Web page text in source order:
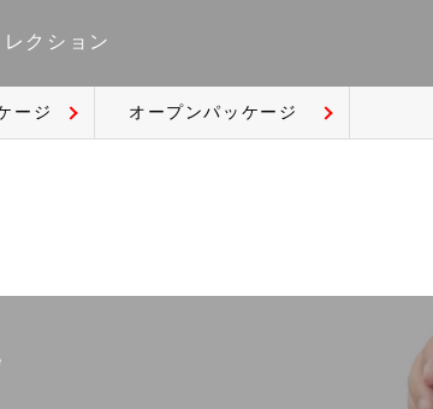
レクション
ージ オープンパッケージ